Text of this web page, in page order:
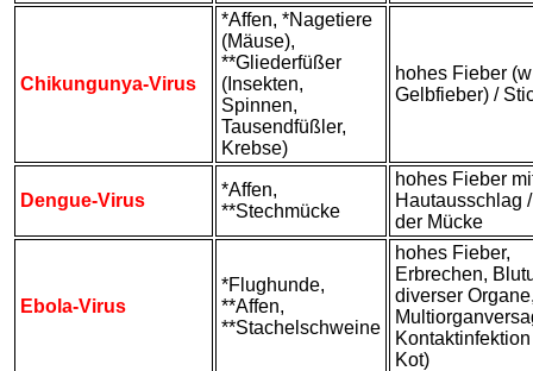
Chikungunya-Virus
*Affen, *Nagetiere
(Mäuse),
**Gliederfüßer
(Insekten,
Spinnen,
Tausendfüßler,
Krebse)
hohes Fieber
Gelbfieber) /
Dengue-Virus
*Affen,
**Stechmücke
hohes Fieber
Hautausschlag
der Mücke
Ebola-Virus
*Flughunde,
**Affen,
**Stachelschweine
hohes Fieber,
Erbrechen,
diverser
Kot)